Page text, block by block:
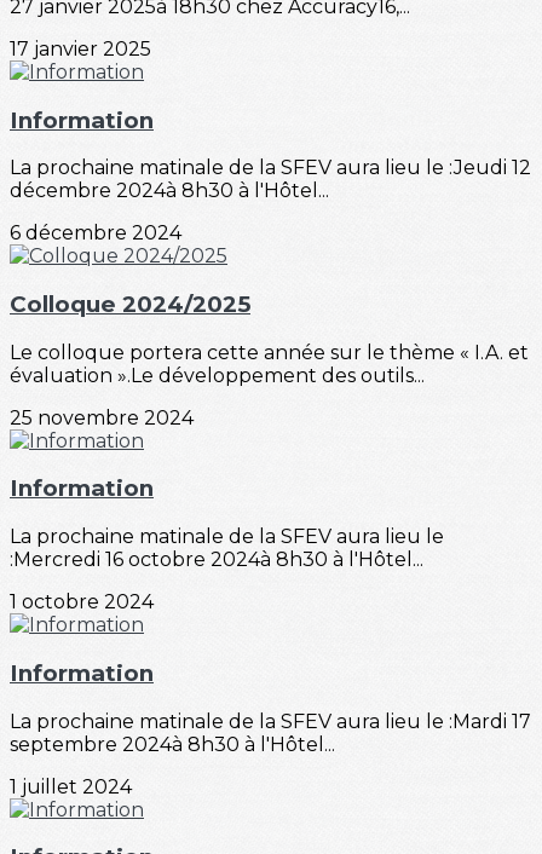
27 janvier 2025à 18h30 chez Accuracy16,...
17 janvier 2025
Information
La prochaine matinale de la SFEV aura lieu le :Jeudi 12
décembre 2024à 8h30 à l'Hôtel...
6 décembre 2024
Colloque 2024/2025
Le colloque portera cette année sur le thème « I.A. et
évaluation ».Le développement des outils...
25 novembre 2024
Information
La prochaine matinale de la SFEV aura lieu le
:Mercredi 16 octobre 2024à 8h30 à l'Hôtel...
1 octobre 2024
Information
La prochaine matinale de la SFEV aura lieu le :Mardi 17
septembre 2024à 8h30 à l'Hôtel...
1 juillet 2024